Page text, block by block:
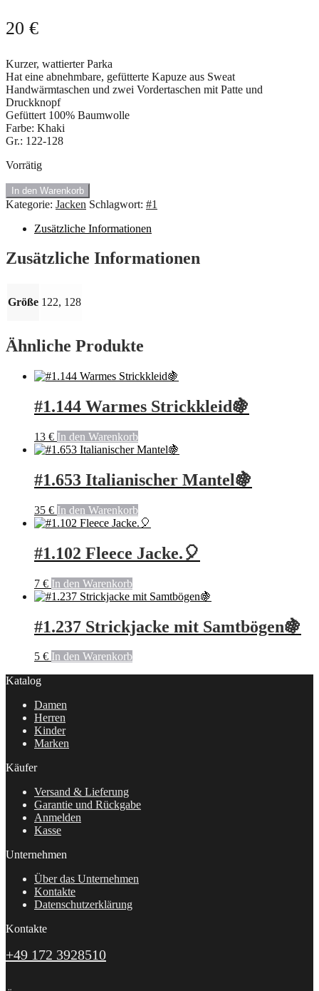
20 €
Kurzer, wattierter Parka
Hat eine abnehmbare, gefütterte Kapuze aus Sweat
Handwärmtaschen und zwei Vordertaschen mit Patte und
Druckknopf
Gefüttert 100% Baumwolle
Farbe: Khaki
Gr.: 122-128
Vorrätig
#1.182
Khaki
Parka
In den Warenkorb
Kategorie: Jacken Schlagwort: #1
Zusätzliche Informationen
Zusätzliche Informationen
Größe 122, 128
Ähnliche Produkte
#1.144 Warmes Strickkleid🍇
13 € In den Warenkorb
#1.653 Italianischer Mantel🍇
35 € In den Warenkorb
#1.102 Fleece Jacke.🎈
7 € In den Warenkorb
#1.237 Strickjacke mit Samtbögen🍇
5 € In den Warenkorb
Katalog
Damen
Herren
Kinder
Marken
Käufer
Versand & Lieferung
Garantie und Rückgabe
Anmelden
Kasse
Unternehmen
Über das Unternehmen
Kontakte
Datenschutzerklärung
Kontakte
+49 172 3928510